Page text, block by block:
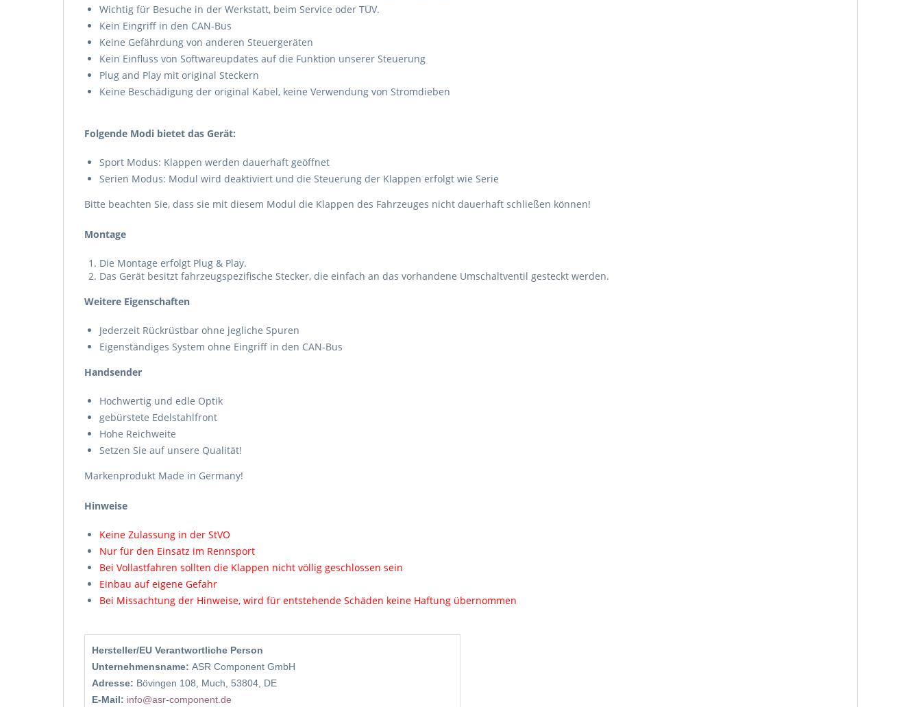
Wichtig für Besuche in der Werkstatt, beim Service oder TÜV.
Kein Eingriff in den CAN-Bus
Keine Gefährdung von anderen Steuergeräten
Kein Einfluss von Softwareupdates auf die Funktion unserer Steuerung
Plug and Play mit original Steckern
Keine Beschädigung der original Kabel, keine Verwendung von Stromdieben
Folgende Modi bietet das Gerät:
Sport Modus: Klappen werden dauerhaft geöffnet
Serien Modus: Modul wird deaktiviert und die Steuerung der Klappen erfolgt wie Serie
Bitte beachten Sie, dass sie mit diesem Modul die Klappen des Fahrzeuges nicht dauerhaft schließen können!
Montage
Die Montage erfolgt Plug & Play.
Das Gerät besitzt fahrzeugspezifische Stecker, die einfach an das vorhandene Umschaltventil gesteckt werden.
Weitere Eigenschaften
Jederzeit Rückrüstbar ohne jegliche Spuren
Eigenständiges System ohne Eingriff in den CAN-Bus
Handsender
Hochwertig und edle Optik
gebürstete Edelstahlfront
Hohe Reichweite
Setzen Sie auf unsere Qualität!
Markenprodukt Made in Germany!
Hinweise
Keine Zulassung in der StVO
Nur für den Einsatz im Rennsport
Bei Vollastfahren sollten die Klappen nicht völlig geschlossen sein
Einbau auf eigene Gefahr
Bei Missachtung der Hinweise, wird für entstehende Schäden keine Haftung übernommen
Hersteller/EU Verantwortliche Person
Unternehmensname: ASR Component GmbH
Adresse: Bövingen 108, Much, 53804, DE
E-Mail: info@asr-component.de